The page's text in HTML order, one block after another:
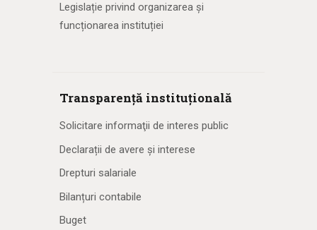
Legislație privind organizarea și
funcționarea instituției
Transparență instituțională
Solicitare informaţii de interes public
Declarații de avere și interese
Drepturi salariale
Bilanțuri contabile
Buget